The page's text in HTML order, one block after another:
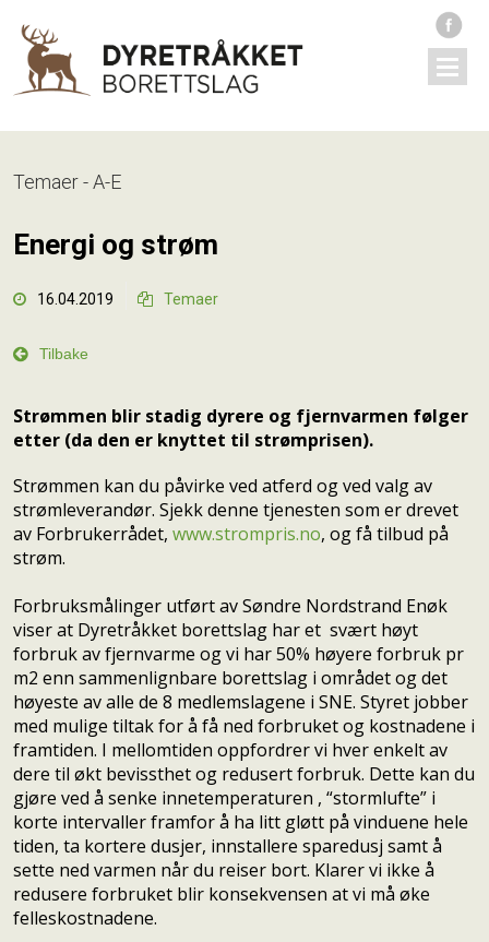
Temaer - A-E
Energi og strøm
 16.04.2019  Temaer
 Tilbake
Strømmen blir stadig dyrere og fjernvarmen følger
etter (da den er knyttet til strømprisen).
Strømmen kan du påvirke ved atferd og ved valg av
strømleverandør. Sjekk denne tjenesten som er drevet
av Forbrukerrådet,www.strompris.no, og få tilbud på
strøm.
Forbruksmålinger utført av Søndre Nordstrand Enøk
viser at Dyretråkket borettslag har et svært høyt
forbruk av fjernvarme og vi har 50% høyere forbruk pr
m2 enn sammenlignbare borettslag i området og det
høyeste av alle de 8 medlemslagene i SNE. Styret jobber
med mulige tiltak for å få ned forbruket og kostnadene i
framtiden. I mellomtiden oppfordrer vi hver enkelt av
dere til økt bevissthet og redusert forbruk. Dette kan du
gjøre ved å senke innetemperaturen , “stormlufte” i
korte intervaller framfor å ha litt gløtt på vinduene hele
tiden, ta kortere dusjer, innstallere sparedusj samt å
sette ned varmen når du reiser bort. Klarer vi ikke å
redusere forbruket blir konsekvensen at vi må øke
felleskostnadene.